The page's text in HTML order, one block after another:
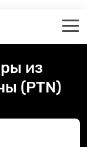
из
(PTN)